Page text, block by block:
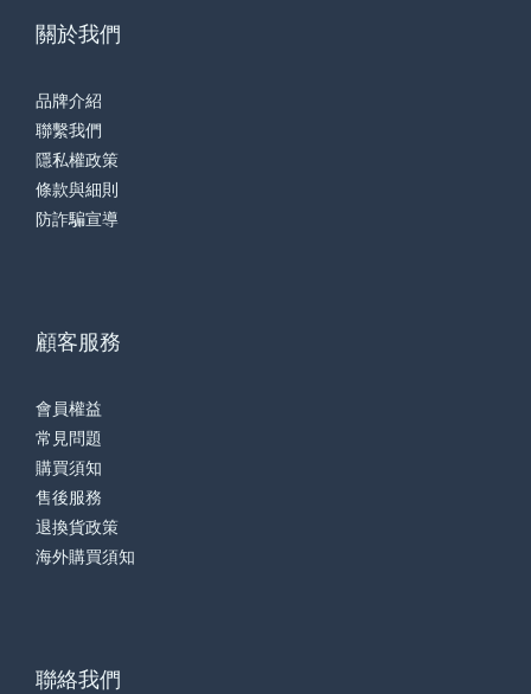
關於我們
品牌介紹
聯繫我們
隱私權政策
條款與細則
防詐騙宣導
顧客服務
會員權益
常見問題
購買須知
售後服務
退換貨政策
海外購買須知
聯絡我們